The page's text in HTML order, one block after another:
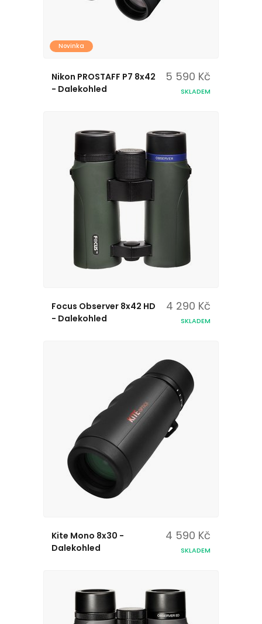
Novinka
Nikon PROSTAFF P7 8x42
- Dalekohled
5 590 Kč
SKLADEM
Focus Observer 8x42 HD
- Dalekohled
4 290 Kč
SKLADEM
Kite Mono 8x30 -
Dalekohled
4 590 Kč
SKLADEM